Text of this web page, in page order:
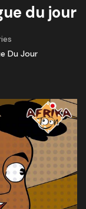
du jour
Du Jour